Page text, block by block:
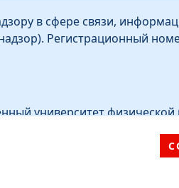
в сфере связи,
Регистрационный
университет физической
образовательное
университет физической